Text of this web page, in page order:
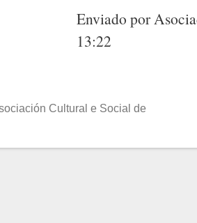
Enviado por
13:22
Cultural e Social de